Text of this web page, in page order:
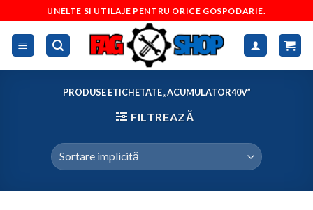
to
content
UNELTE SI UTILAJE PENTRU ORICE GOSPODARIE.
PRODUSE ETICHETATE „ACUMULATOR40V”
FILTREAZĂ